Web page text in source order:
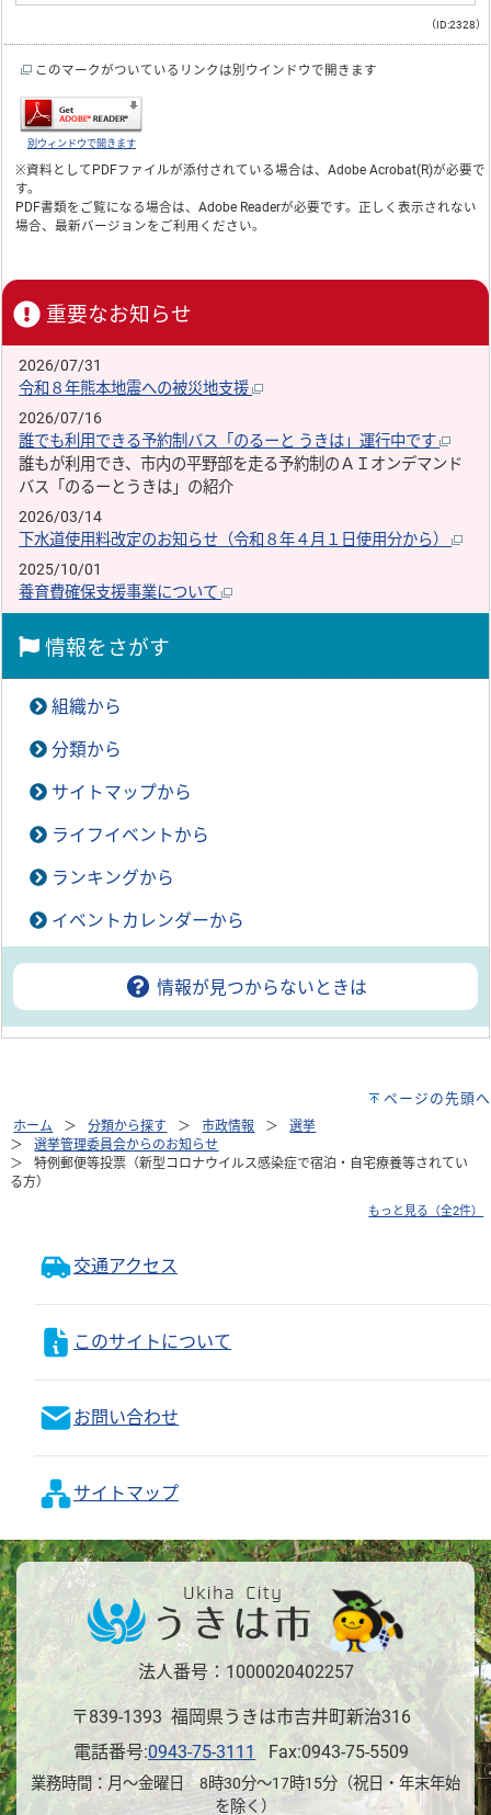
（ID:2328）
このマークがついているリンクは別ウインドウで開きます
別ウィンドウで開きます
※資料としてPDFファイルが添付されている場合は、Adobe Acrobat(R)が必要で
す。
PDF書類をご覧になる場合は、Adobe Readerが必要です。正しく表示されない
場合、最新バージョンをご利用ください。
重要なお知らせ
2026/07/31
令和８年熊本地震への被災地支援
2026/07/16
誰でも利用できる予約制バス「のるーと うきは」運行中です
誰もが利用でき、市内の平野部を走る予約制のＡＩオンデマンド
バス「のるーとうきは」の紹介
2026/03/14
下水道使用料改定のお知らせ（令和８年４月１日使用分から）
2025/10/01
養育費確保支援事業について
情報をさがす
組織から
分類から
サイトマップから
ライフイベントから
ランキングから
イベントカレンダーから
情報が見つからないときは
ページの先頭へ
ホーム 分類から探す 市政情報
選挙
選挙管理委員会からのお知らせ
特例郵便等投票（新型コロナウイルス感染症で宿泊・自宅療養等されてい
る方）
もっと見る（全2件）
交通アクセス
このサイトについて
お問い合わせ
サイトマップ
法人番号：1000020402257
〒839-1393 福岡県うきは市吉井町新治316
電話番号:0943-75-3111 Fax:0943-75-5509
業務時間：月～金曜日 8時30分～17時15分（祝日・年末年始
を除く）